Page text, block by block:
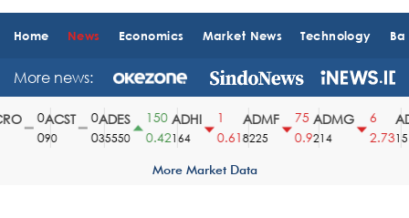
Home News Economics Market News Technology
More news:
ACST
90
ADES
35550
150
0.42
ADHI
164
0.61
ADMF
8225
75
0.9
ADMG
214
2.731510
More Market Data